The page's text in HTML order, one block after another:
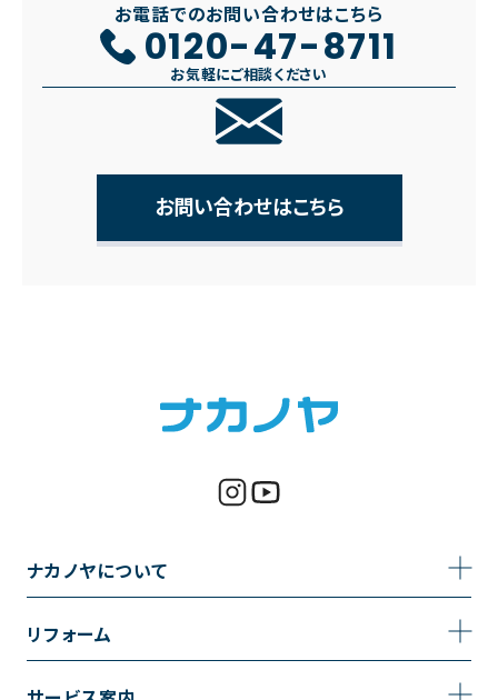
お電話でのお問い合わせはこちら
0120-47-8711
お気軽にご相談ください
お問い合わせはこちら
ナカノヤについて
リフォーム
トイレのリフォーム